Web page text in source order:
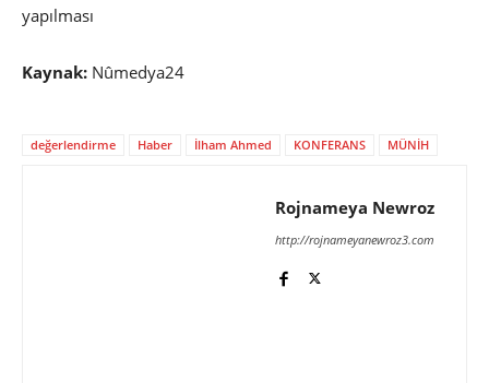
yapılması
Kaynak: Nûmedya24
değerlendirme Haber İlham Ahmed KONFERANS MÜNİH
Rojnameya Newroz
http://rojnameyanewroz3.com